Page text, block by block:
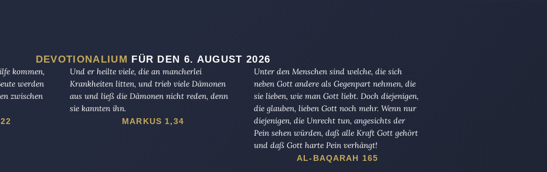
DEVOTIONALIUM FÜR DEN 6. AUGUST 2026
kommen,
werden
zwischen
Und er heilte viele, die an mancherlei
Krankheiten litten, und trieb viele Dämonen
aus und ließ die Dämonen nicht reden, denn
sie kannten ihn.
MARKUS 1,34
Unter den Menschen sind welche, die sich
neben Gott andere als Gegenpart nehmen, die
sie lieben, wie man Gott liebt. Doch diejenigen,
die glauben, lieben Gott noch mehr. Wenn nur
diejenigen, die Unrecht tun, angesichts der
Pein sehen würden, daß alle Kraft Gott gehört
und daß Gott harte Pein verhängt!
AL-BAQARAH 165